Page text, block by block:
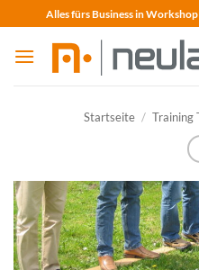
to
content
Alles fürs Business in
Startseite / Training